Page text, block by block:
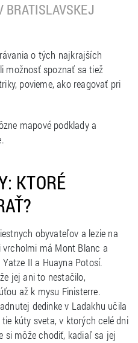
BRATISLAVSKEJ
o tých najkrajších
možnosť spoznať sa tiež
povieme, ako reagovať pri
mapové podklady a
KTORÉ
obyvateľov a lezie na
vrcholmi má Mont Blanc a
II a Huayna Potosí.
jej ani to nestačilo,
až k mysu Finisterre.
dedinke v Ladakhu učila
kúty sveta, v ktorých celé dni
si môže chodiť, kadiaľ sa jej